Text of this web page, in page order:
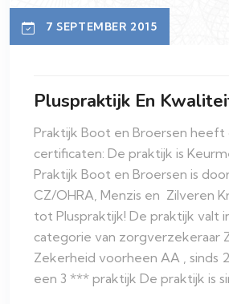
7 SEPTEMBER 2015
Pluspraktijk En
Praktijk Boot en Broersen
certificaten: De praktijk is
Praktijk Boot en Broersen is
CZ/OHRA, Menzis en Zilveren
tot Pluspraktijk! De praktijk valt
categorie van zorgverzekeraar
Zekerheid voorheen AA , sinds
een 3 *** praktijk De praktijk is